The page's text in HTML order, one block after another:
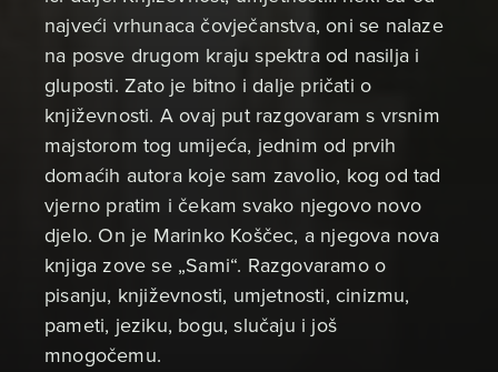
najveći vrhunaca čovječanstva, oni se nalaze
na posve drugom kraju spektra od nasilja i
gluposti. Zato je bitno i dalje pričati o
književnosti. A ovaj put razgovaram s vrsnim
majstorom tog umijeća, jednim od prvih
domaćih autora koje sam zavolio, kog od tad
vjerno pratim i čekam svako njegovo novo
djelo. On je Marinko Koščec, a njegova nova
knjiga zove se „Sami“. Razgovaramo o
pisanju, književnosti, umjetnosti, cinizmu,
pameti, jeziku, bogu, slučaju i još
mnogočemu.